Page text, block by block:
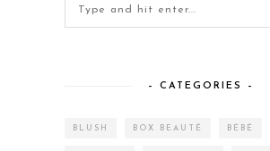
– CATEGORIES –
BLUSH BOX BEAUTÉ BÉBÉ